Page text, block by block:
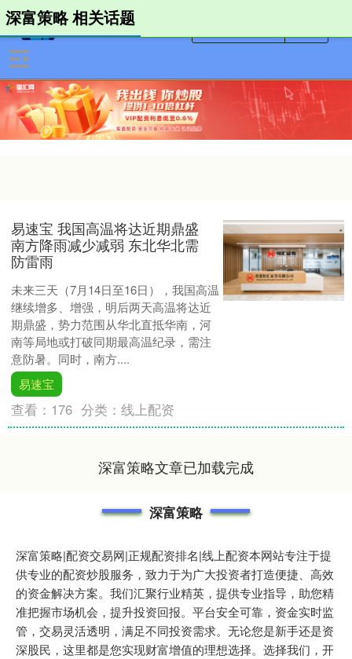
深富策略 相关话题
易速宝 我国高温将达近期鼎盛
南方降雨减少减弱 东北华北需
防雷雨
未来三天（7月14日至16日），我国高温
继续增多、增强，明后两天高温将达近
期鼎盛，势力范围从华北直抵华南，河
南等局地或打破同期最高温纪录，需注
意防暑。同时，南方....
易速宝
查看： 176 分类：线上配资
深富策略文章已加载完成
深富策略
深富策略|配资交易网|正规配资排名|线上配资本网站专注于提
供专业的配资炒股服务，致力于为广大投资者打造便捷、高效
的资金解决方案。我们汇聚行业精英，提供专业指导，助您精
准把握市场机会，提升投资回报。平台安全可靠，资金实时监
管，交易灵活透明，满足不同投资需求。无论您是新手还是资
深股民，这里都是您实现财富增值的理想选择。选择我们，开